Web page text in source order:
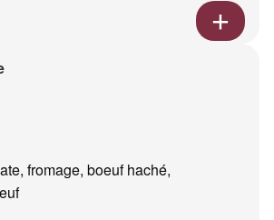
fromage, boeuf haché,